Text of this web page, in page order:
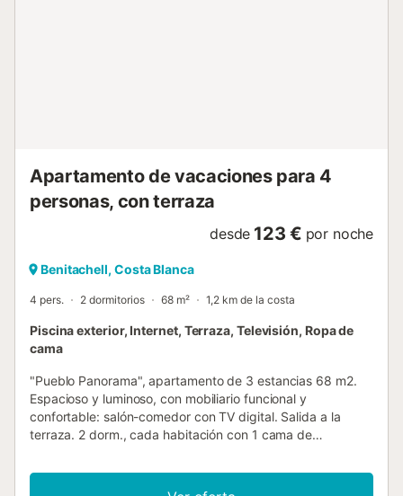
Apartamento de vacaciones para 4
personas, con terraza
desde 123 € por noche
Benitachell, Costa Blanca
4 pers. 2 dormitorios 68 m² 1,2 km de la costa
Piscina exterior, Internet, Terraza, Televisión, Ropa de
cama
"Pueblo Panorama", apartamento de 3 estancias 68 m2.
Espacioso y luminoso, con mobiliario funcional y
confortable: salón-comedor con TV digital. Salida a la
terraza. 2 dorm., cada habitación con 1 cama de
abierta (horno, lavavajillas, 3 placas de vitrocerámica,
tostadora, hervidor de agua eléctrico, microondas,